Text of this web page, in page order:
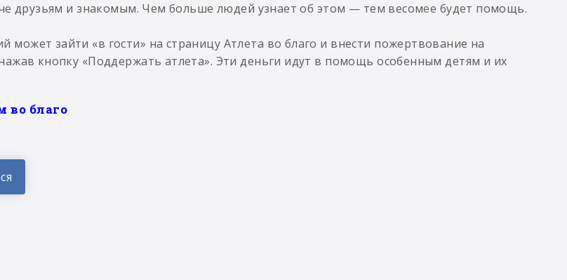
друзьям и знакомым. Чем больше людей узнает об этом — тем весомее будет помощь.
зайти «в гости» на страницу Атлета во благо и внести пожертвование на
кнопку «Поддержать атлета». Эти деньги идут в помощь особенным детям и их
во благо